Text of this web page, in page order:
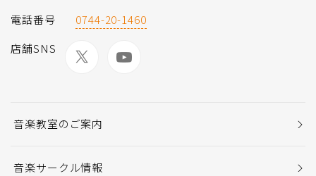
電話番号
0744-20-1460
店舗SNS
音楽教室のご案内
音楽サークル情報